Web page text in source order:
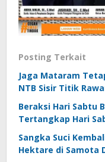
Posting Terkait
Jaga Mataram
NTB Sisir Titik
Beraksi Hari Sabtu
Tertangkap Hari
Sangka Suci
Hektare di Samota